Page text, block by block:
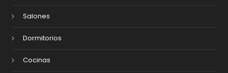
Salones
Dormitorios
Cocinas